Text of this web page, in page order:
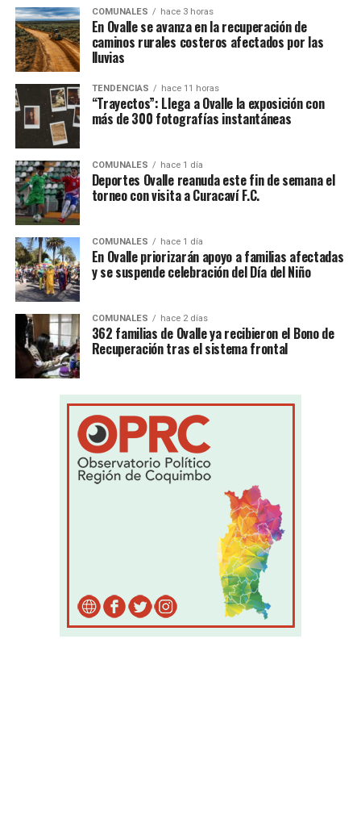
COMUNALES hace 3 horas
En Ovalle se avanza en la recuperación de
caminos rurales costeros afectados por las
lluvias
TENDENCIAS hace 11 horas
“Trayectos”: Llega a Ovalle la exposición con
más de 300 fotografías instantáneas
COMUNALES hace 1 día
Deportes Ovalle reanuda este fin de semana el
torneo con visita a Curacaví F.C.
COMUNALES hace 1 día
En Ovalle priorizarán apoyo a familias afectadas
y se suspende celebración del Día del Niño
COMUNALES hace 2 días
362 familias de Ovalle ya recibieron el Bono de
Recuperación tras el sistema frontal